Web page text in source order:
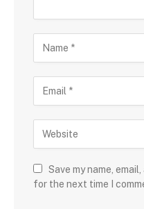
Save my name,
for the next time I